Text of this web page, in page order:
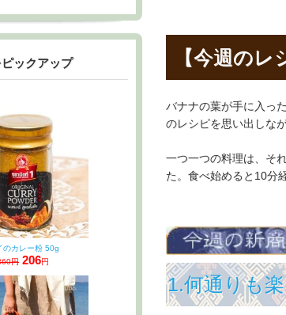
【今週の
バナナの葉が手に入っ
のレシピを思い出しな
一つ一つの料理は、そ
た。食べ始めると10分
1.何通りも
ックアップ
のカレー粉 50g
円 206円